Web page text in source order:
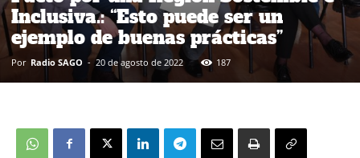
Inclusiva.: “Esto puede ser un
ejemplo de buenas prácticas”
Por Radio SAGO - 20 de agosto de 2022 187